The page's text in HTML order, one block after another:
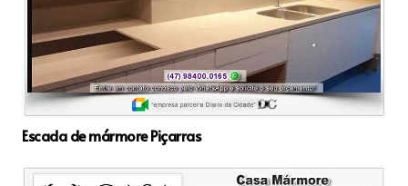
Escada de mármore Piçarras